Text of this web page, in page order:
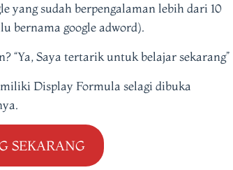
yang sudah berpengalaman lebih dari 10
bernama google adword).
“Ya, Saya tertarik untuk belajar sekarang”
Display Formula selagi dibuka
SEKARANG